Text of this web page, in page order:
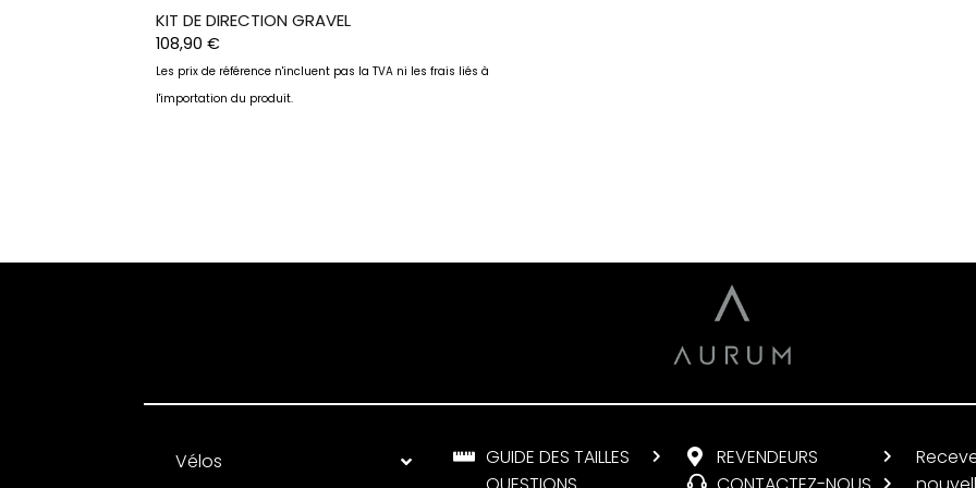
KIT DE DIRECTION GRAVEL
108,90 €
Les prix de référence n'incluent pas la TVA ni les frais liés à
l'importation du produit.
Vélos
GUIDE DES TAILLES
REVENDEURS